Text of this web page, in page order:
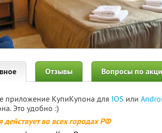
Отзывы Вопросы по
приложение КупиКупона для IOS или
Это удобно :)
действует во всех городах РФ